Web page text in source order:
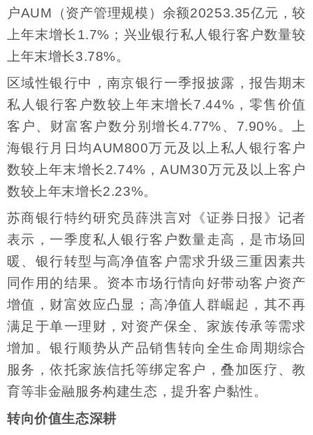
户AUM（资产管理规模）余额20253.35亿元，较
上年末增长1.7%；兴业银行私人银行客户数量较
上年末增长3.78%。
区域性银行中，南京银行一季报披露，报告期末
私人银行客户数较上年末增长7.44%，零售价值
客户、财富客户数分别增长4.77%、7.90%。上
海银行月日均AUM800万元及以上私人银行客户
数较上年末增长2.74%，AUM30万元及以上客户
数较上年末增长2.23%。
苏商银行特约研究员薛洪言对《证券日报》记者
表示，一季度私人银行客户数量走高，是市场回
暖、银行转型与高净值客户需求升级三重因素共
同作用的结果。资本市场行情向好带动客户资产
增值，财富效应凸显；高净值人群崛起，其不再
满足于单一理财，对资产保全、家族传承等需求
增加。银行顺势从产品销售转向全生命周期综合
服务，依托家族信托等绑定客户，叠加医疗、教
育等非金融服务构建生态，提升客户黏性。
转向价值生态深耕